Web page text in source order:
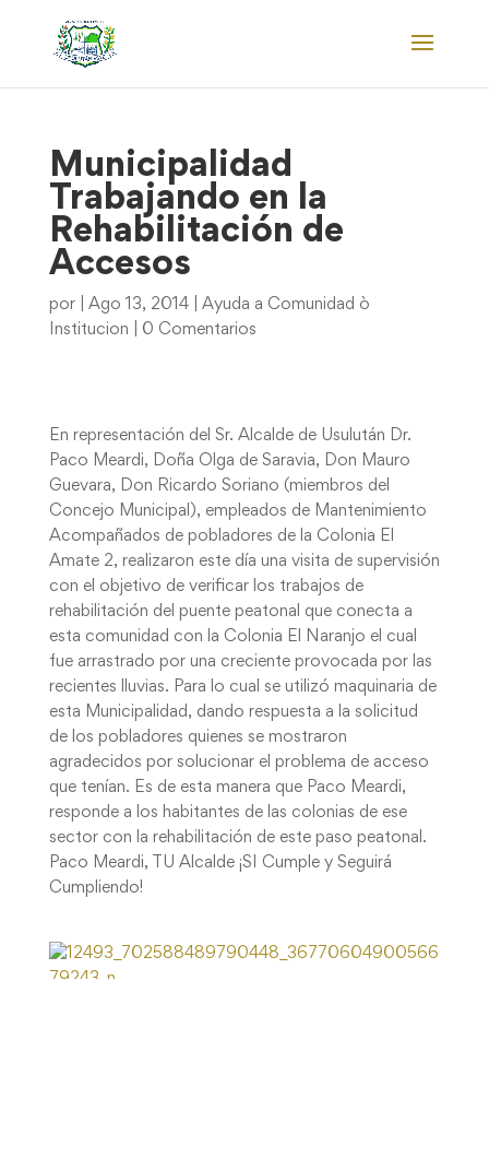
Municipalidad
Trabajando en la
Rehabilitación de
Accesos
por Ago 13, 2014| Ayuda a Comunidad ò
Institucion
0 Comentarios
En representación del Sr. Alcalde de Usulután Dr.
Paco Meardi, Doña Olga de Saravia, Don Mauro
Guevara, Don Ricardo Soriano (miembros del
Concejo Municipal), empleados de Mantenimiento
Acompañados de pobladores de la Colonia El
Amate 2, realizaron este día una visita de supervisión
con el objetivo de verificar los trabajos de
rehabilitación del puente peatonal que conecta a
esta comunidad con la Colonia El Naranjo el cual
fue arrastrado por una creciente provocada por las
recientes lluvias. Para lo cual se utilizó maquinaria de
esta Municipalidad, dando respuesta a la solicitud
de los pobladores quienes se mostraron
agradecidos por solucionar el problema de acceso
que tenían. Es de esta manera que Paco Meardi,
responde a los habitantes de las colonias de ese
sector con la rehabilitación de este paso peatonal.
Paco Meardi, TU Alcalde ¡SI Cumple y Seguirá
Cumpliendo!